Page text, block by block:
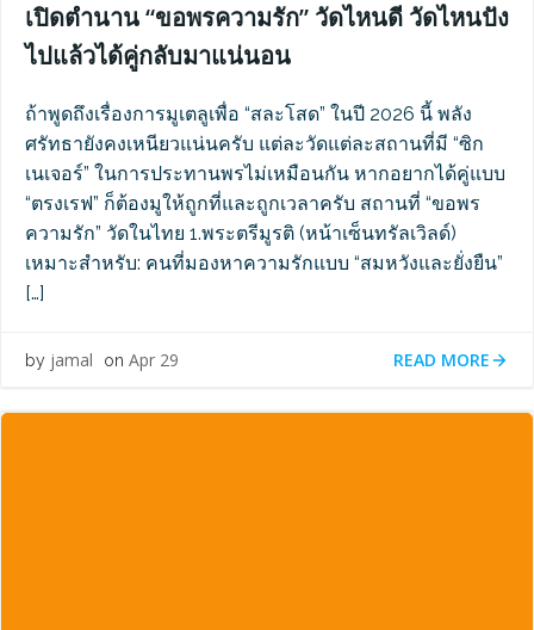
เปิดตำนาน “ขอพรความรัก” วัดไหนดี วัดไหนปัง
ไปแล้วได้คู่กลับมาแน่นอน
ถ้าพูดถึงเรื่องการมูเตลูเพื่อ “สละโสด” ในปี 2026 นี้ พลัง
ศรัทธายังคงเหนียวแน่นครับ แต่ละวัดแต่ละสถานที่มี “ซิก
เนเจอร์” ในการประทานพรไม่เหมือนกัน หากอยากได้คู่แบบ
“ตรงเรฟ” ก็ต้องมูให้ถูกที่และถูกเวลาครับ สถานที่ “ขอพร
ความรัก” วัดในไทย 1.พระตรีมูรติ (หน้าเซ็นทรัลเวิลด์)
เหมาะสำหรับ: คนที่มองหาความรักแบบ “สมหวังและยั่งยืน”
[…]
by jamal on Apr 29 READ MORE